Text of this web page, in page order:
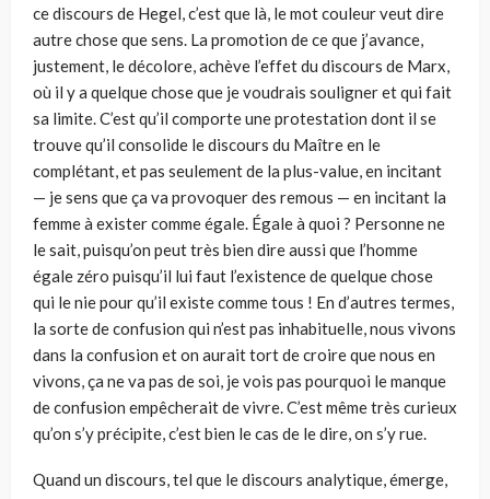
ce discours de Hegel, c’est que là, le mot couleur veut dire
autre chose que sens. La promotion de ce que j’avance,
justement, le décolore, achève l’effet du discours de Marx,
où il y a quelque chose que je voudrais souligner et qui fait
sa limite. C’est qu’il comporte une protestation dont il se
trouve qu’il consolide le discours du Maître en le
complétant, et pas seulement de la plus-value, en incitant
— je sens que ça va provoquer des remous — en incitant la
femme à exister comme égale. Égale à quoi ? Personne ne
le sait, puisqu’on peut très bien dire aussi que l’homme
égale zéro puisqu’il lui faut l’existence de quelque chose
qui le nie pour qu’il existe comme tous ! En d’autres termes,
la sorte de confusion qui n’est pas inhabituelle, nous vivons
dans la confusion et on aurait tort de croire que nous en
vivons, ça ne va pas de soi, je vois pas pourquoi le manque
de confusion empêcherait de vivre. C’est même très curieux
qu’on s’y précipite, c’est bien le cas de le dire, on s’y rue.
Quand un discours, tel que le discours analytique, émerge,